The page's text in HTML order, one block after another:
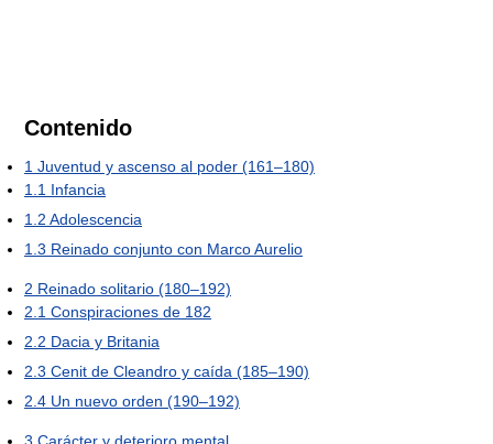
Contenido
1 Juventud y ascenso al poder (161–180)
1.1 Infancia
1.2 Adolescencia
1.3 Reinado conjunto con Marco Aurelio
2 Reinado solitario (180–192)
2.1 Conspiraciones de 182
2.2 Dacia y Britania
2.3 Cenit de Cleandro y caída (185–190)
2.4 Un nuevo orden (190–192)